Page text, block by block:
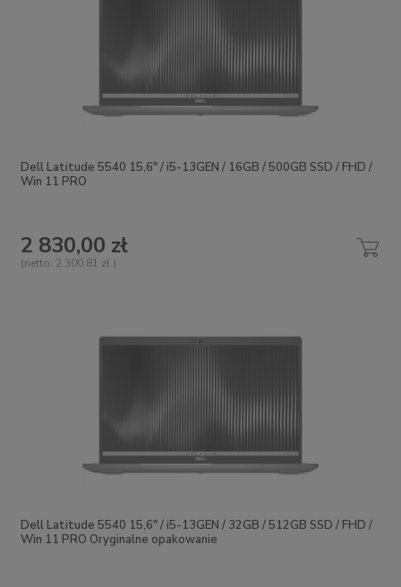
Dell Latitude 5540 15,6" / i5-13GEN / 16GB / 500GB SSD / FHD /
Win 11 PRO
2 830,00 zł
(netto: 2 300,81 zł )
Dell Latitude 5540 15,6" / i5-13GEN / 32GB / 512GB SSD / FHD /
Win 11 PRO Oryginalne opakowanie